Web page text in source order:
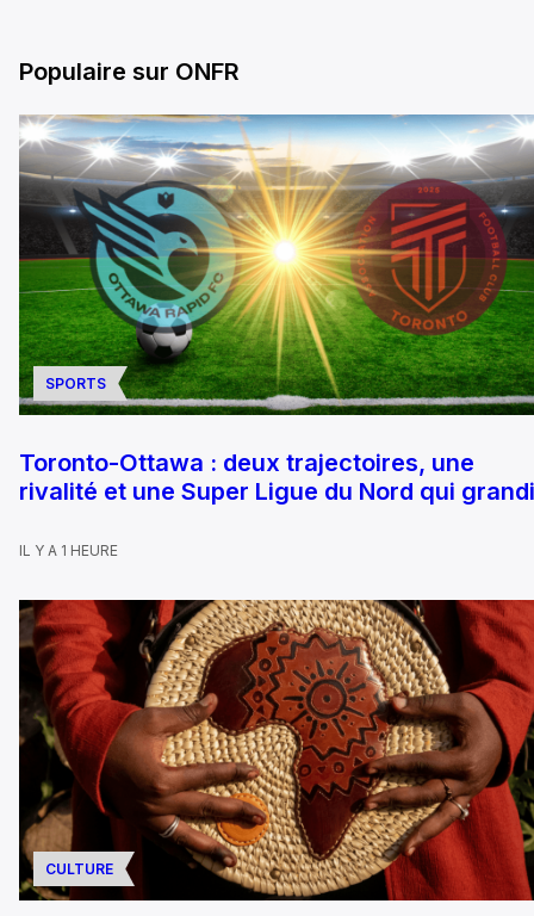
Populaire sur ONFR
SPORTS
Toronto-Ottawa : deux trajectoires, une
rivalité et une Super Ligue du Nord qui
IL Y A 1 HEURE
CULTURE